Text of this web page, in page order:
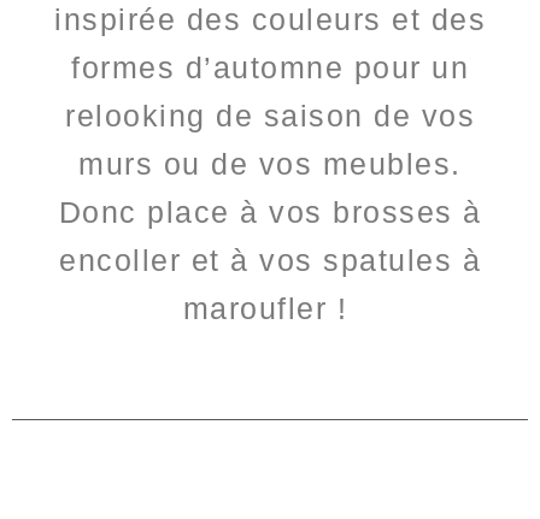
inspirée des couleurs et des
formes d’automne pour un
relooking de saison de vos
murs ou de vos meubles.
Donc place à vos brosses à
encoller et à vos spatules à
maroufler !